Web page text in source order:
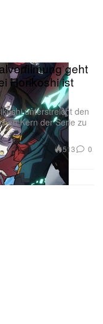
geht
Horikoshi ist
unterstreicht den
Kern der Serie zu
513 0